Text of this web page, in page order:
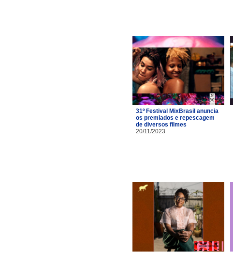
31º Festival MixBrasil anuncia
os premiados e repescagem
de diversos filmes
20/11/2023